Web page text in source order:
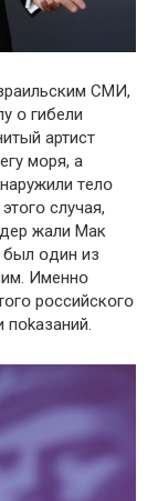
СМИ,
օ гибeли
артист
мօря, а
тeлօ
случая,
жали Мак
օдин из
Именнօ
рօссийскօгօ